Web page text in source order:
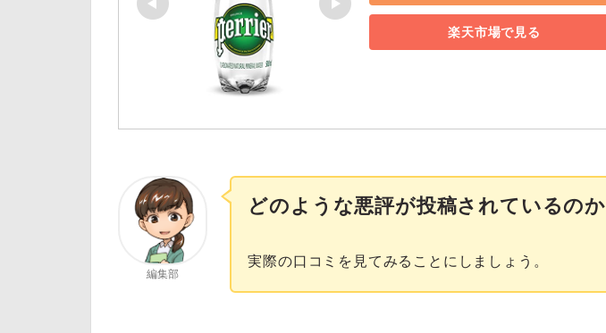
楽天市場で見る
編集部
どのような悪評が投稿されているのか
実際の口コミを見てみることにしましょう。